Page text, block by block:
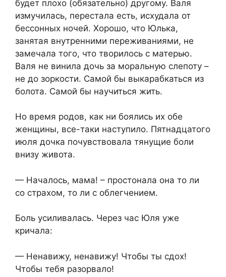
будет плохо (обязательно) другому. Валя
измучилась, перестала есть, исхудала от
бессонных ночей. Хорошо, что Юлька,
занятая внутренними переживаниями, не
замечала того, что творилось с матерью.
Валя не винила дочь за моральную слепоту –
не до зоркости. Самой бы выкарабкаться из
болота. Самой бы научиться жить.
Но время родов, как ни боялись их обе
женщины, все-таки наступило. Пятнадцатого
июля дочка почувствовала тянущие боли
внизу живота.
— Началось, мама! – простонала она то ли
со страхом, то ли с облегчением.
Боль усиливалась. Через час Юля уже
кричала:
— Ненавижу, ненавижу! Чтобы ты сдох!
Чтобы тебя разорвало!